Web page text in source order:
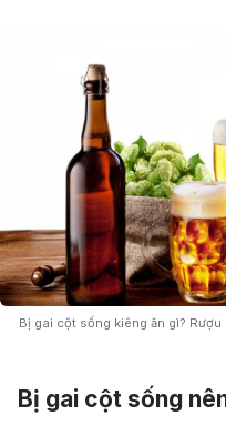
Bị gai cột sống kiêng ăn gì?
Bị gai cột sống